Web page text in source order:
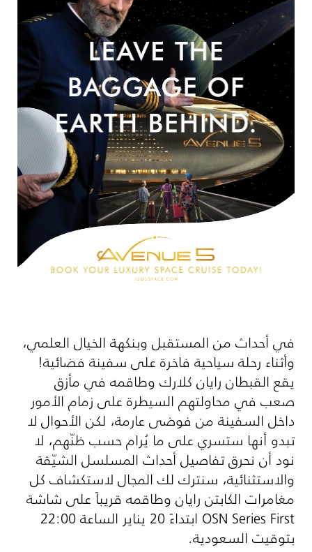
في أحداث من المستقبل وبنكهة الخيال العلمي،
وأثناء رحلة سياحية فاخرة على سفينة فضائية!
يقع القبطان رايان كلارك وطاقمه في مأزق
صعب في محاولتهم السيطرة على زمام الأمور
داخل السفينة من فوضى عارمة، لكن الأحوال لا
تبدو أنها ستسري على ما يُرام حسب ظنّهم، لا
نود أن نحرق تفاصيل أحداث المسلسل الشيّقة
والاستثنائية، سنترك لك المجال لاستكشاف كل
مغامرات الكابتن رايان وطاقمه قريباً على شاشة
OSN Series First ابتداءً20 يناير الساعة 22:00
بتوقيت السعودية.